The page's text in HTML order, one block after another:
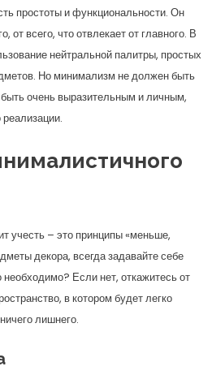
простоты и функциональности. Он
от всего, что отвлекает от главного. В
нейтральной палитры, простых
Но минимализм не должен быть
очень выразительным и личным,
учесть – это принципы «меньше,
декора, всегда задавайте себе
необходимо? Если нет, откажитесь от
в котором будет легко
лишнего.